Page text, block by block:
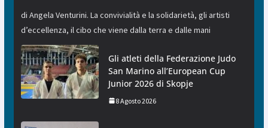
di Angela Venturini. La convivialità e la solidarietà, gli artisti
d’eccellenza, il cibo che viene dalla terra e dalle mani
Gli atleti della Federazione Judo
San Marino all’European Cup
Junior 2026 di Skopje
8 Agosto 2026